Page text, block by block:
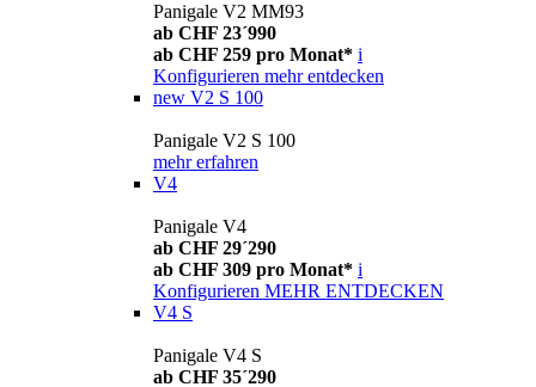
Panigale V2 MM93
ab CHF 23´990
ab CHF 259 pro Monat* i
Konfigurieren mehr entdecken
new V2 S 100
Panigale V2 S 100
mehr erfahren
V4
Panigale V4
ab CHF 29´290
ab CHF 309 pro Monat* i
Konfigurieren MEHR ENTDECKEN
V4 S
Panigale V4 S
ab CHF 35´290